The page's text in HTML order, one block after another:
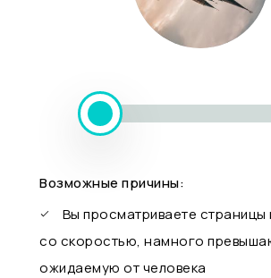
Возможные причины:
Вы просматриваете страницы
со скоростью, намного
ожидаемую от человека